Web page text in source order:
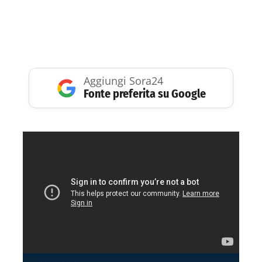
Aggiungi Sora24
Fonte preferita su Google